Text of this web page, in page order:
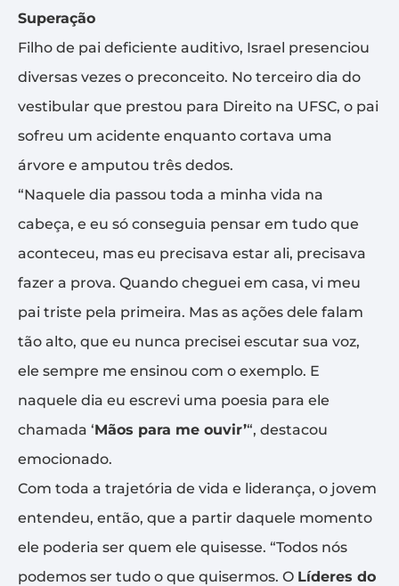
Superação
Filho de pai deficiente auditivo, Israel presenciou
diversas vezes o preconceito. No terceiro dia do
vestibular que prestou para Direito na UFSC, o pai
sofreu um acidente enquanto cortava uma
árvore e amputou três dedos.
“Naquele dia passou toda a minha vida na
cabeça, e eu só conseguia pensar em tudo que
aconteceu, mas eu precisava estar ali, precisava
fazer a prova. Quando cheguei em casa, vi meu
pai triste pela primeira. Mas as ações dele falam
tão alto, que eu nunca precisei escutar sua voz,
ele sempre me ensinou com o exemplo. E
naquele dia eu escrevi uma poesia para ele
chamada ‘Mãos para me ouvir’“, destacou
emocionado.
Com toda a trajetória de vida e liderança, o jovem
entendeu, então, que a partir daquele momento
ele poderia ser quem ele quisesse. “Todos nós
podemos ser tudo o que quisermos. O Líderes do